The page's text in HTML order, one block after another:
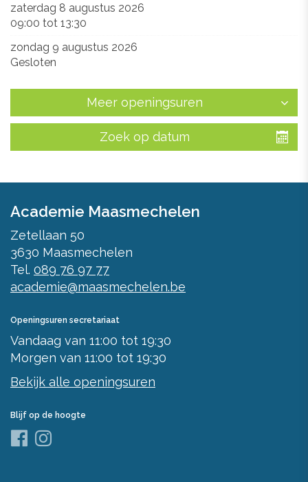
zaterdag 8 augustus 2026
09:00 tot 13:30
zondag 9 augustus 2026
Gesloten
Meer openingsuren
Zoek op datum
Academie Maasmechelen
Zetellaan 50
3630 Maasmechelen
Tel. 089 76 97 77
academie@maasmechelen.be
Openingsuren secretariaat
Vandaag van 11:00 tot 19:30
Morgen van 11:00 tot 19:30
Bekijk alle openingsuren
Blijf op de hoogte
Facebook
Instagram